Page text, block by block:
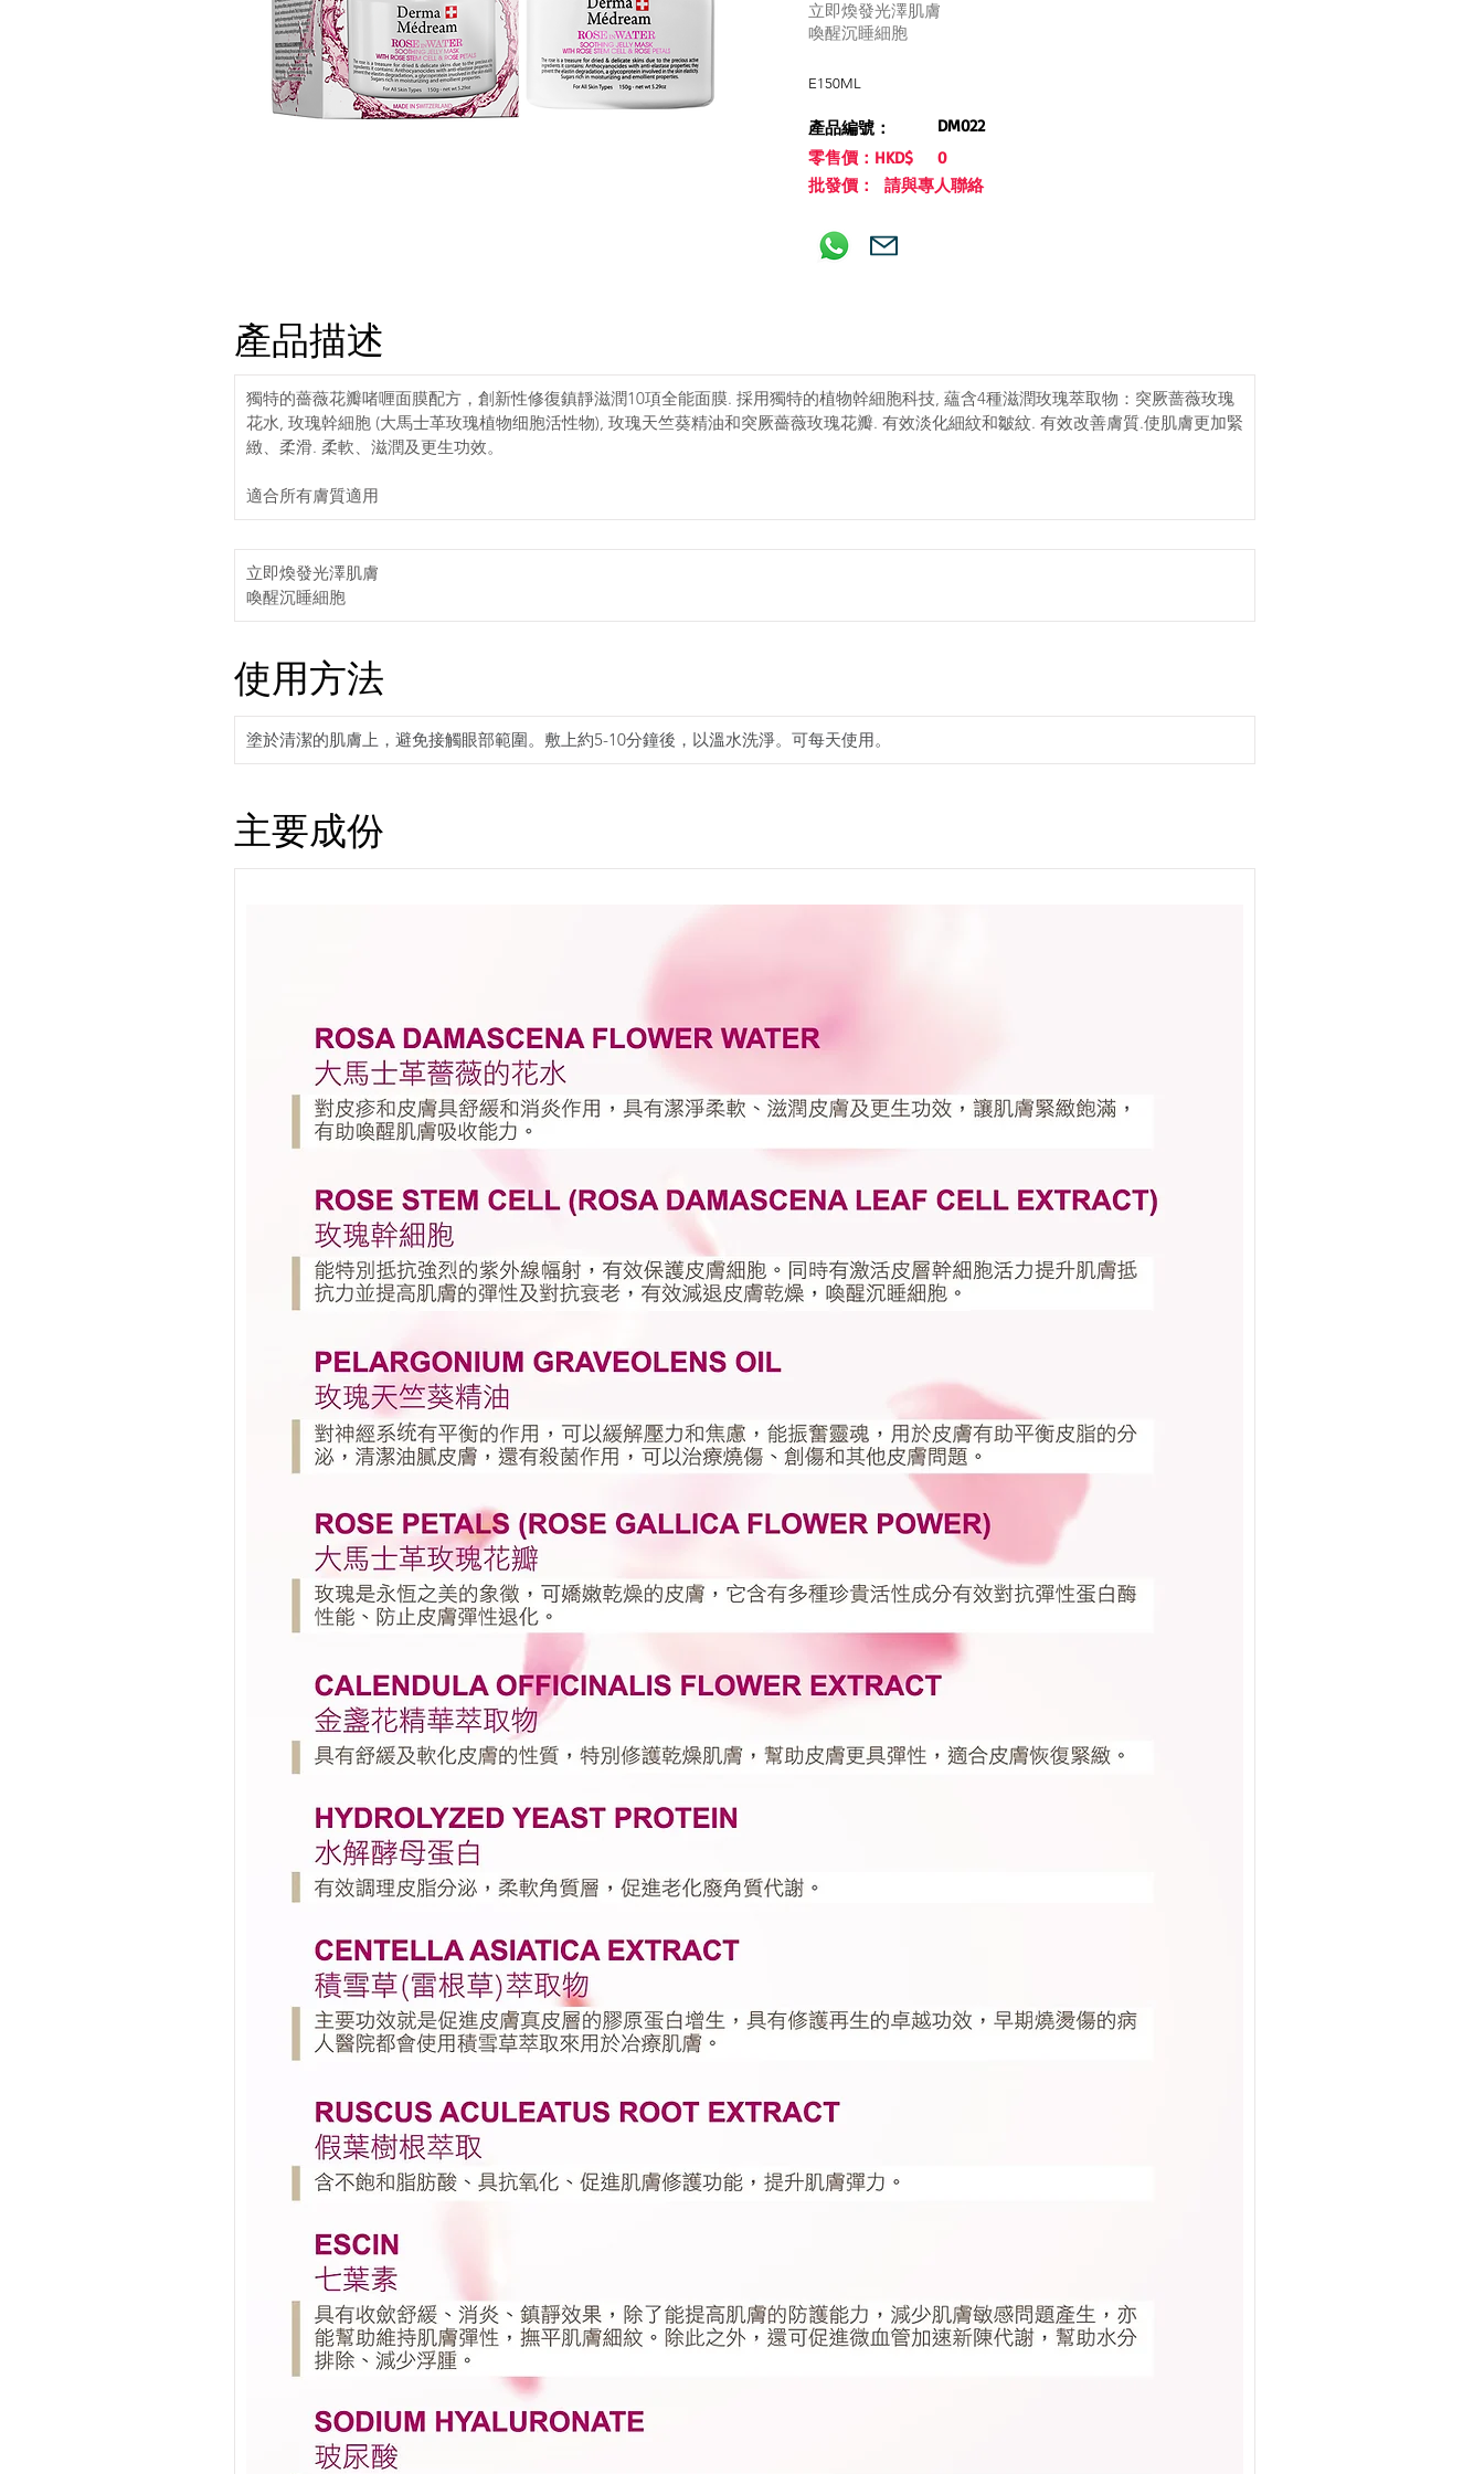
立即煥發光澤肌膚
喚醒沉睡細胞
E150ML
產品編號：
DM022
零售價：HKD$
0
批發價： 請與專人聯絡
產品描述
獨特的薔薇花瓣啫喱面膜配方，創新性修復鎮靜滋潤10項全能面膜. 採用獨特的植物幹細胞科技, 蘊含4種滋潤玫瑰萃取物：突厥蔷薇玫瑰
花水, 玫瑰幹細胞 (大馬士革玫瑰植物细胞活性物), 玫瑰天竺葵精油和突厥薔薇玫瑰花瓣. 有效淡化細紋和皺紋. 有效改善膚質.使肌膚更加緊
緻、柔滑. 柔軟、滋潤及更生功效。
適合所有膚質適用
立即煥發光澤肌膚
喚醒沉睡細胞
使用方法
塗於清潔的肌膚上，避免接觸眼部範圍。敷上約5-10分鐘後，以溫水洗淨。可每天使用。
主要成份